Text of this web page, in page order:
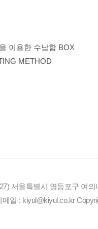
이용한 수납함 BOX
METHOD
서울특별시 영등포구 여
일 : kiyul@kiyul.co.kr